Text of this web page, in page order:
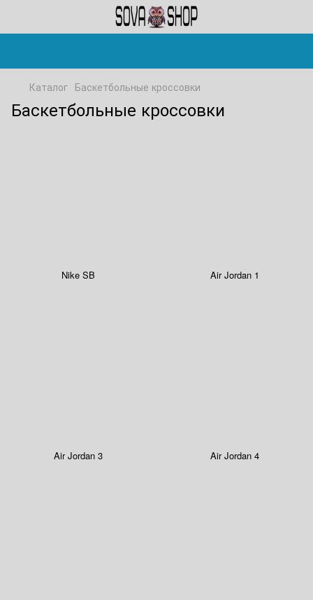
Каталог Баскетбольные кроссовки
Баскетбольные кроссовки
Nike SB Air Jordan 1
Air Jordan 3 Air Jordan 4